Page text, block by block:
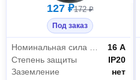
127 ₽172 ₽
Под заказ
16 А
Степень защиты
IP20
Заземление
нет